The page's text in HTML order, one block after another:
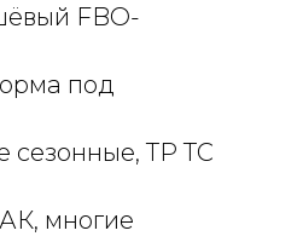
FBO-
под
сезонные, ТР ТС
многие